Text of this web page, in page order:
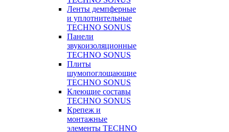
Ленты демпферные
и уплотнительные
TECHNO SONUS
Панели
звукоизоляционные
TECHNO SONUS
Плиты
шумопоглощающие
TECHNO SONUS
Клеющие составы
TECHNO SONUS
Крепеж и
монтажные
элементы TECHNO